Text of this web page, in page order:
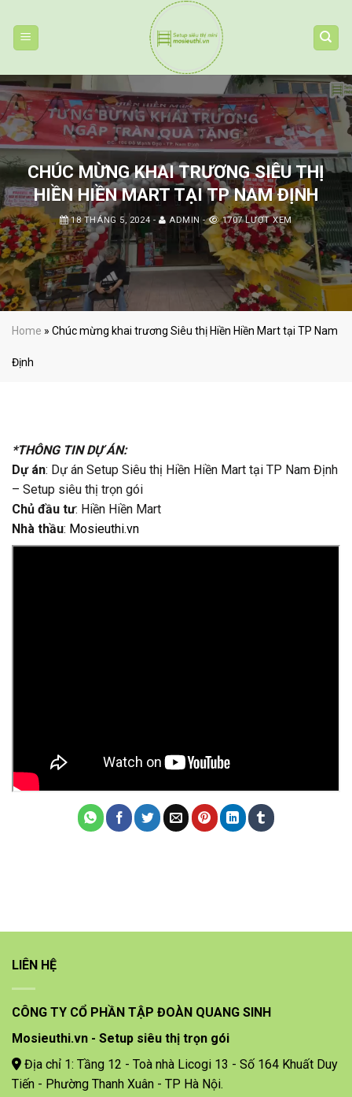
content
CHÚC MỪNG KHAI TRƯƠNG SIÊU THỊ
HIỀN HIỀN MART TẠI TP NAM ĐỊNH
18 THÁNG 5, 2024 - ADMIN - 1707 LƯỢT XEM
Home » Chúc mừng khai trương Siêu thị Hiền Hiền Mart tại TP Nam
Định
*THÔNG TIN DỰ ÁN:
Dự án: Dự án Setup Siêu thị Hiền Hiền Mart tại TP Nam Định
– Setup siêu thị trọn gói
Chủ đầu tư: Hiền Hiền Mart
Nhà thầu: Mosieuthi.vn
LIÊN HỆ
CÔNG TY CỔ PHẦN TẬP ĐOÀN QUANG SINH
Mosieuthi.vn - Setup siêu thị trọn gói
Địa chỉ 1: Tầng 12 - Toà nhà Licogi 13 - Số 164 Khuất Duy
Tiến - Phường Thanh Xuân - TP Hà Nội.